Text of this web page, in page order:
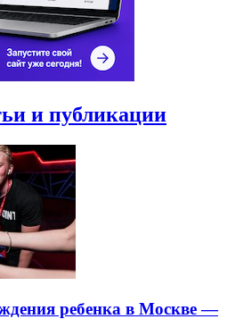
и публикации
ребенка в Москве —